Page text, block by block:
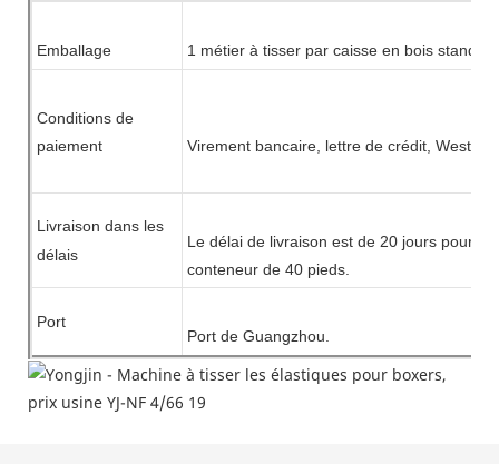
Emballage 1 métier à tisser par caisse en bois standard
Conditions de
paiement
Virement bancaire, lettre de crédit, Western
Livraison dans les
délais
Le délai de livraison est de 20 jours pour
conteneur de 40 pieds.
Port
Port de Guangzhou.